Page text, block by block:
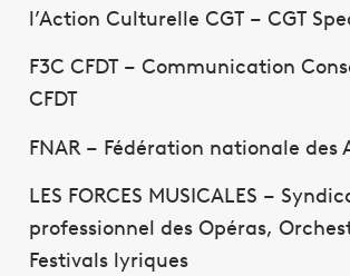
l’Action Culturelle CGT – CGT
F3C CFDT – Communication
CFDT
FNAR – Fédération nationale des
LES FORCES MUSICALES –
professionnel des Opéras,
Festivals lyriques